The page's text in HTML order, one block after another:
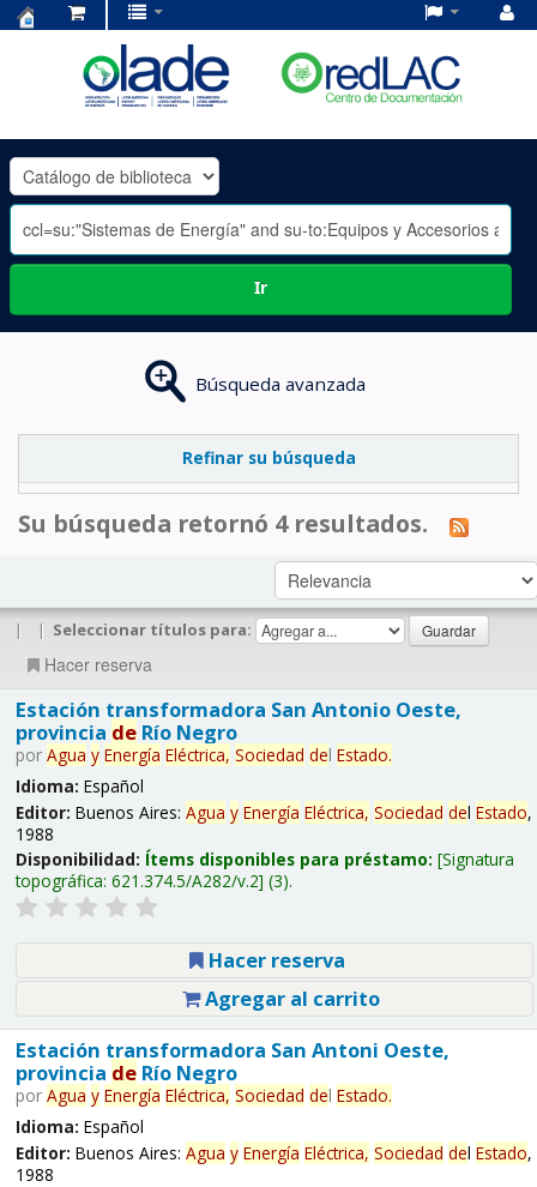
OLADE
-
Ir
Búsqueda avanzada
Refinar su búsqueda
Su búsqueda retornó 4 resultados.
| | Seleccionar títulos para:
Hacer reserva
Estación transformadora San Antonio Oeste,
provincia deRío Negro
por Agua y Energía Eléctrica, Sociedad del Estado.
Idioma: Español
Editor: Buenos Aires: Agua y Energía Eléctrica, Sociedad del Estado,
1988
Disponibilidad: Ítems disponibles para préstamo: Signatura
topográfica: 621.374.5/A282/v.2 (3).
Hacer reserva
Agregar al carrito
Estación transformadora San Antoni Oeste,
provincia deRío Negro
por Agua y Energía Eléctrica, Sociedad del Estado.
Idioma: Español
Editor: Buenos Aires: Agua y Energía Eléctrica, Sociedad del Estado,
1988